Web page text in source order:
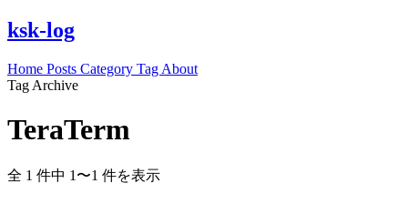
ksk-log
Home Posts Category Tag About
Tag Archive
TeraTerm
全 1 件中 1〜1 件を表示